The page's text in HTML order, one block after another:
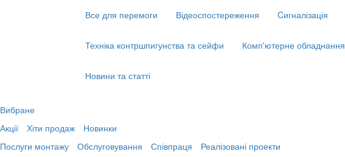
Все для перемоги
Відеоспостереження Cигналізація
Техніка контршпигунства та сейфи Комп'ютерне обладнання
Новини та статті
Вибране
Акції
Хіти продаж
Новинки
Послуги монтажу
Обслуговування Співпраця
Реалізовані проекти